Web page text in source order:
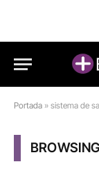
Portada » sistema de